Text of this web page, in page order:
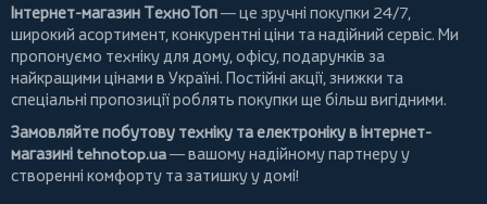
Інтернет-магазин ТехноТоп— це зручні покупки 24/7,
широкий асортимент, конкурентні ціни та надійний сервіс. Ми
пропонуємо техніку для дому, офісу, подарунків за
найкращими цінами в Україні. Постійні акції, знижки та
спеціальні пропозиції роблять покупки ще більш вигідними.
Замовляйте побутову техніку та електроніку в інтернет-
магазині tehnotop.ua— вашому надійному партнеру у
створенні комфорту та затишку у домі!